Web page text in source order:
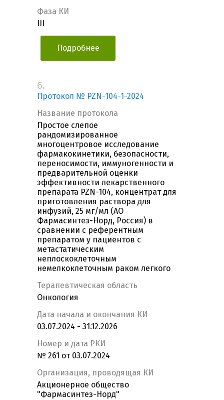
Фаза КИ
Подробнее
6.
Протокол № PZN-104-1-2024
Название протокола
Простое слепое
рандомизированное
многоцентровое исследование
фармакокинетики, безопасности,
переносимости, иммуногенности и
предварительной оценки
эффективности лекарственного
препарата PZN-104, концентрат для
приготовления раствора для
инфузий, 25 мг/мл (АО
Фармасинтез-Норд, Россия) в
сравнении с референтным
препаратом у пациентов с
метастатическим
неплоскоклеточным
немелкоклеточным раком легкого
Терапевтическая область
Онкология
Дата начала и окончания КИ
03.07.2024 - 31.12.2026
Номер и дата РКИ
№ 261 от 03.07.2024
Организация, проводящая КИ
Акционерное общество
"Фармасинтез-Норд"